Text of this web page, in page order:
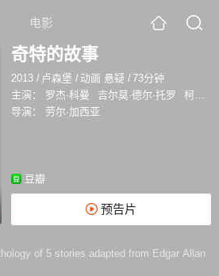
电影
奇特的故事
2013 / 卢森堡 / 动画 悬疑 /73分钟
主演：
罗杰·科曼 吉尔莫·德尔·托罗
柯奈莉亚·冯克
导演：
劳尔·加西亚
豆瓣
预告片
of 5 stories adapted from Edgar Allan